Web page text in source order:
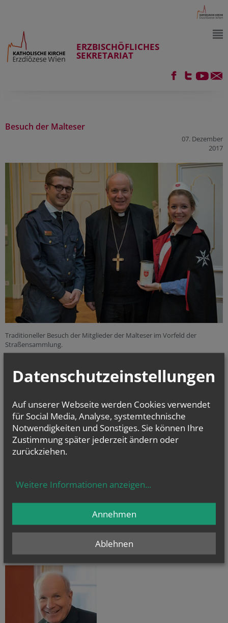
ERZBISCHÖFLICHES
SEKRETARIAT
Besuch der Malteser
07. Dezember
2017
Traditioneller Besuch der Mitglieder der Malteser im Vorfeld der
Straßensammlung.
ERZBISCHOF
GRÜNWIDL
Datenschutzeinstellungen
Auf unserer Webseite werden Cookies verwendet
für Social Media, Analyse, systemtechnische
Notwendigkeiten und Sonstiges. Sie können Ihre
Zustimmung später jederzeit ändern oder
zurückziehen.
Weitere Informationen anzeigen...
Ablehnen
Annehmen